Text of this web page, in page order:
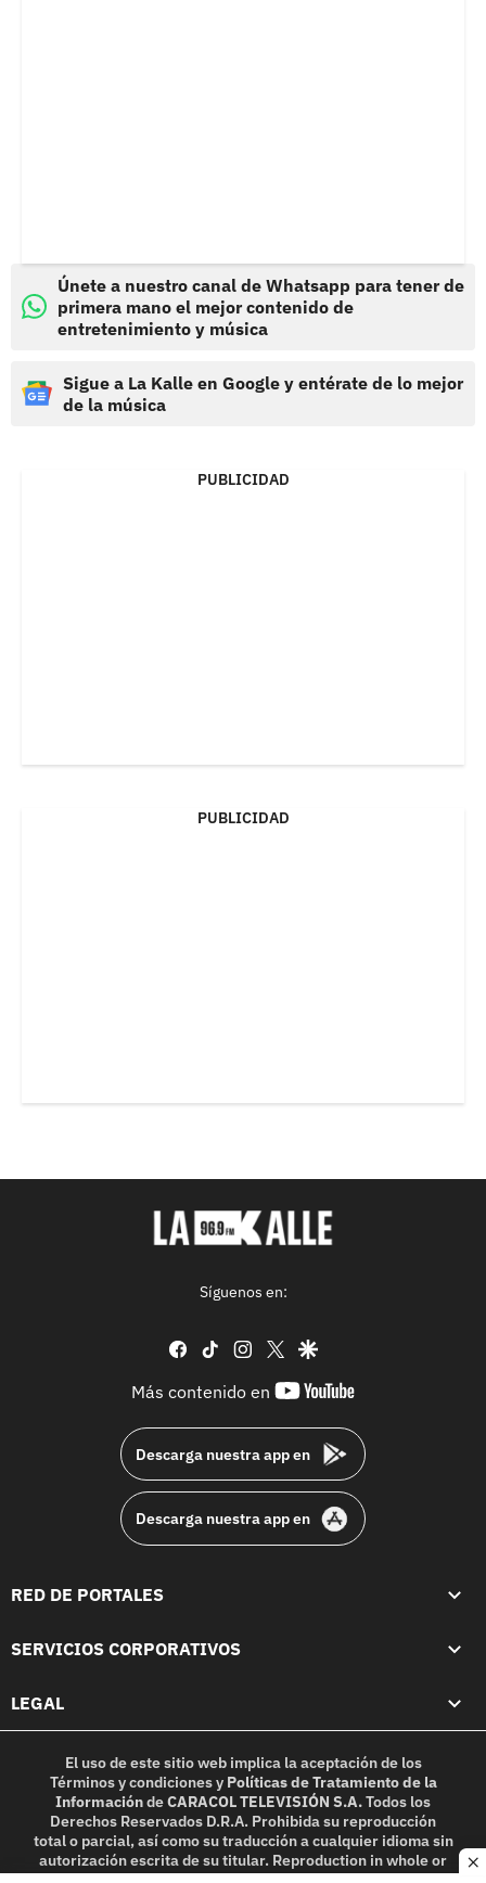
Únete a nuestro canal de Whatsapp para tener de
primera mano el mejor contenido de
entretenimiento y música
Sigue a La Kalle en Google y entérate de lo mejor
de la música
PUBLICIDAD
PUBLICIDAD
Síguenos en:
facebook
tiktok instagram
twittergoogle
Más contenido en
youtube-
Descarga nuestra app en
Descarga nuestra app en
RED DE PORTALES
SERVICIOS CORPORATIVOS
LEGAL
El uso de este sitio web implica la aceptación de los
Términos y condicionesy Políticas de Tratamiento de la
InformacióndeCARACOL TELEVISIÓN S.A.Todos los
Derechos Reservados D.R.A. Prohibida su reproducción
total o parcial, así como su traducción a cualquier idioma sin
autorización escrita de su titular. Reproduction in whole or